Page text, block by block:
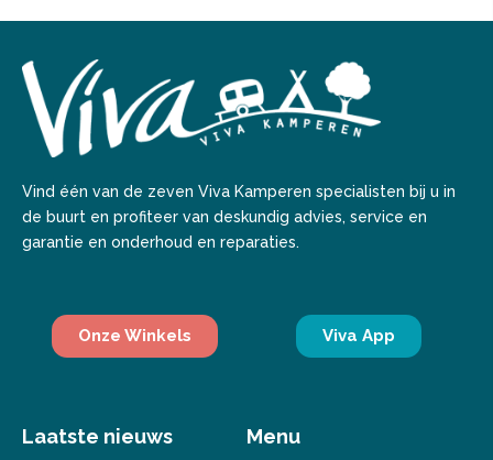
Vind één van de zeven Viva Kamperen specialisten bij u in
de buurt en profiteer van deskundig advies, service en
garantie en onderhoud en reparaties.
Onze Winkels Viva App
Laatste nieuws Menu